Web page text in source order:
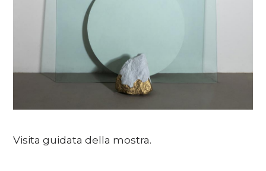
Visita guidata della mostra.